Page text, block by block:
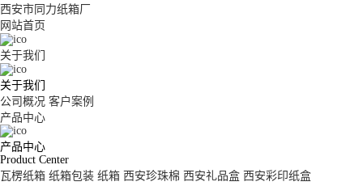
西安市同力纸箱厂
网站首页
关于我们
关于我们
公司概况 客户案例
产品中心
产品中心
Product Center
瓦楞纸箱 纸箱包装 纸箱 西安珍珠棉 西安礼品盒 西安彩印纸盒